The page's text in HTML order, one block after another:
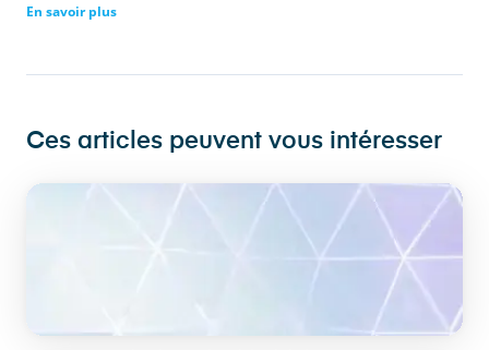
En savoir plus
Ces articles peuvent vous intéresser